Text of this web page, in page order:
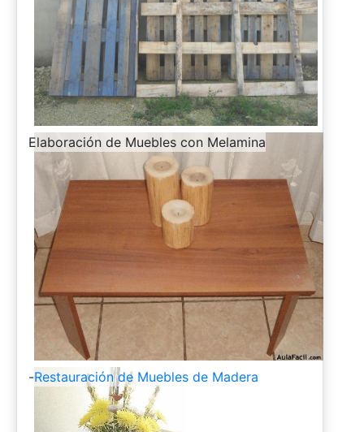
-
Elaboración de Muebles con Melamina
-Restauración de Muebles de Madera